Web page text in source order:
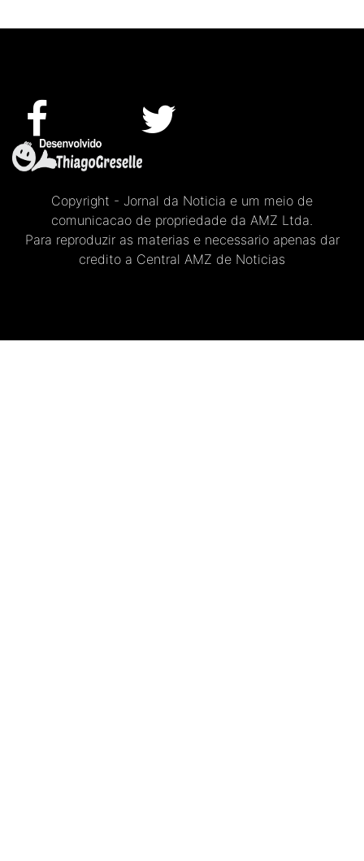
Copyright - Jornal da Noticia e um meio de
comunicacao de propriedade da AMZ Ltda.
Para reproduzir as materias e necessario apenas dar
credito a Central AMZ de Noticias